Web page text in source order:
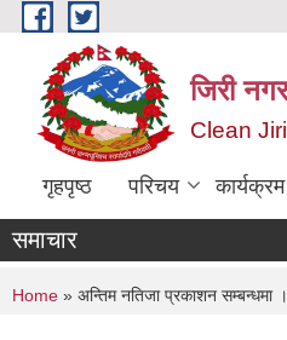
Skip to main content
जिरी
Clean
गृहपृष्ठ परिचय
समाचार
You are here
Home » अन्तिम नतिजा प्रकाशन सम्बन्धमा ।